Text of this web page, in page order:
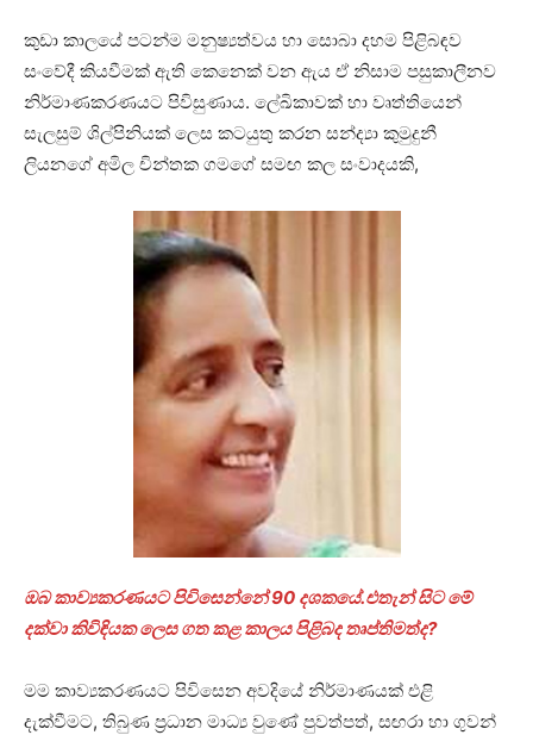
කුඩා කාලයේ පටන්ම මනුෂ්‍යත්වය හා සොබා දහම පිළිබඳව
සංවේදී කියවීමක් ඇති කෙනෙක් වන ඇය ඒ නිසාම පසුකාලීනව
නිර්මාණකරණයට පිවිසුණාය. ලේඛිකාවක් හා වෘත්තියෙන්
සැලසුම් ශිල්පිනියක් ලෙස කටයුතු කරන සන්ද්‍යා කුමුදුනී
ලියනගේ අමිල චින්තක ගමගේ සමඟ කල සංවාදයකි,
ඔබ කාව්‍යකරණයට පිවිසෙන්නේ 90 දශකයේ.එතැන් සිට මේ
දක්වා කිවිඳියක ලෙස ගත කළ කාලය පිළිබද තෘප්තිමත්ද?
මම කාව්‍යකරණයට පිවිසෙන අවදියේ නිර්මාණයක් එළි
දැක්වීමට, තිබුණ ප්‍රධාන මාධ්‍ය වුණේ පුවත්පත්, සඟරා හා ගුවන්